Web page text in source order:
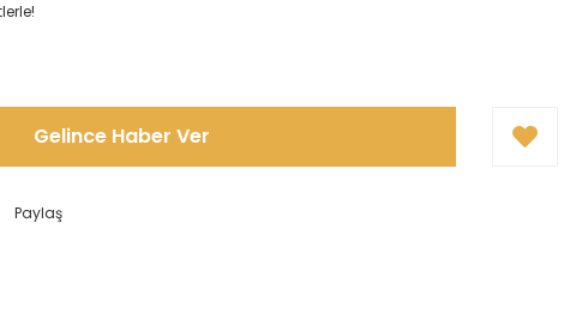
Gelince Haber Ver
Paylaş